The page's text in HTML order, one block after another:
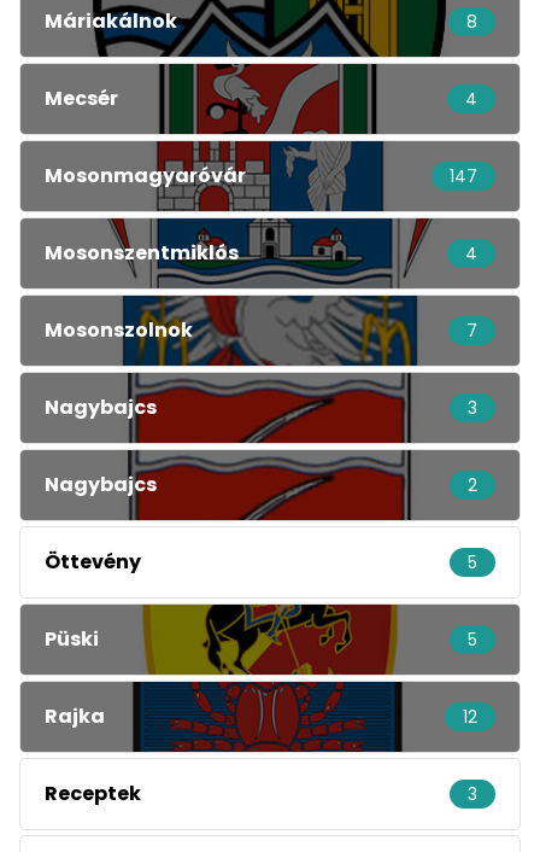
Máriakálnok 8
Mecsér 4
Mosonmagyaróvár 147
Mosonszentmiklós 4
Mosonszolnok 7
Nagybajcs 3
Nagybajcs 2
Öttevény 5
Püski 5
Rajka 12
Receptek 3